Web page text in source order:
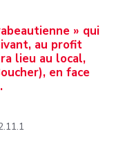
» qui
au profit
lieu au local,
en face